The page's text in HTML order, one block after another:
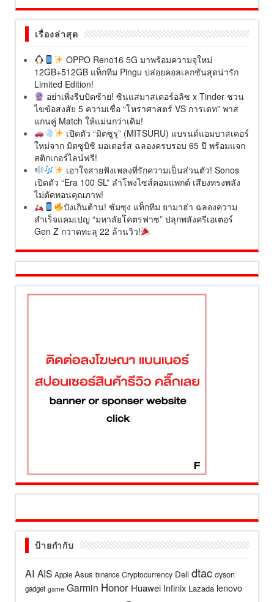
เรื่องล่าสุด
OPPO Reno16 5G มาพร้อมความจุใหม่
12GB+512GB แท็กทีม Pingu ปล่อยคอลเลกชันสุดน่ารัก
Limited Edition!
อย่าเพิ่งรีบปัดซ้าย! ซินแสมาสเตอร์อลิซ x Tinder ชวน
ไขข้อสงสัย 5 ความเชื่อ “โหราศาสตร์ VS การเดท” พาส
แกนคู่ Match ให้แม่นกว่าเดิม!
เปิดตัว “มิตซูรุ” (MITSURU) แบรนด์แอมบาสเดอร์
ใหม่จาก มิตซูบิชิ มอเตอร์ส ฉลองครบรอบ 65 ปี พร้อมแจก
สติกเกอร์ไลน์ฟรี!
เอาใจสายฟังเพลงที่รักความเป็นส่วนตัว! Sonos
เปิดตัว “Era 100 SL” ลำโพงไซส์คอมแพกต์ เสียงทรงพลัง
ไม่ตัดทอนคุณภาพ!
ปังเกินต้าน! ซัมซุง แท็กทีม ยามาฮ่า ฉลองความ
สำเร็จแคมเปญ “มหาลัยโคตรฟาซ” ปลุกพลังครีเอเตอร์
Gen Z กวาดทะลุ 22 ล้านวิว!
ป้ายกำกับ
AI AIS Apple Asus binance Cryptocurrency Dell dtac dyson
gadget game Garmin Honor Huawei Infinix Lazada lenovo